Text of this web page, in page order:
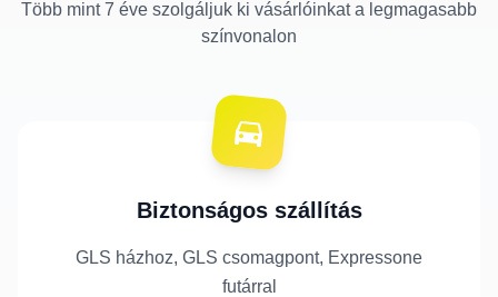
Több mint 7 éve szolgáljuk ki vásárlóinkat a legmagasabb
színvonalon
Biztonságos szállítás
GLS házhoz, GLS csomagpont, Expressone
futárral